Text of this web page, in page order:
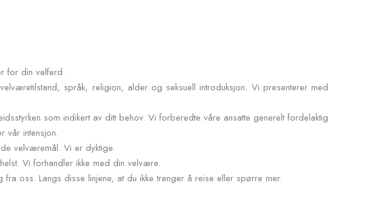
for din velferd.
språk, religion, alder og seksuell introduksjon. Vi presenterer med
som indikert av ditt behov. Vi forberedte våre ansatte generelt fordelaktig
intensjon.
velværemål. Vi er dyktige.
Vi forhandler ikke med din velvære.
oss. Langs disse linjene, at du ikke trenger å reise eller spørre mer.